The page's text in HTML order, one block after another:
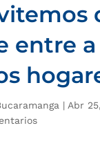
entre a
| Abr